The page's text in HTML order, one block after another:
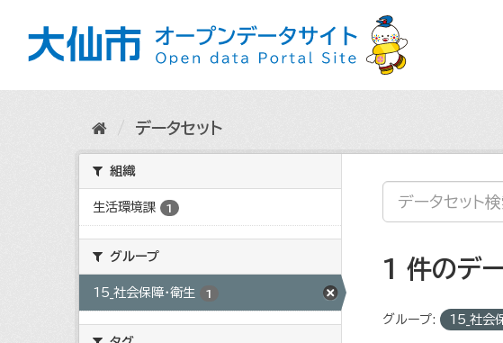
データセット
組織
生活環境課 1
グループ
15_社会保障・衛生 1
1 件のデ
グループ: 15_社会